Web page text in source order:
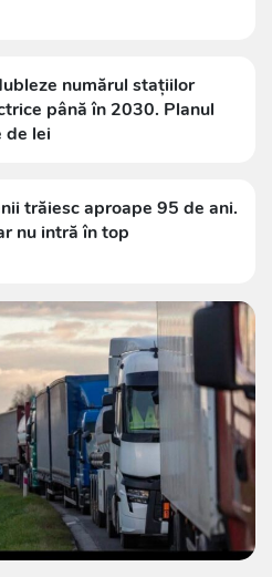
numărul stațiilor
până în 2030. Planul
de lei
trăiesc aproape 95 de ani.
nu intră în top